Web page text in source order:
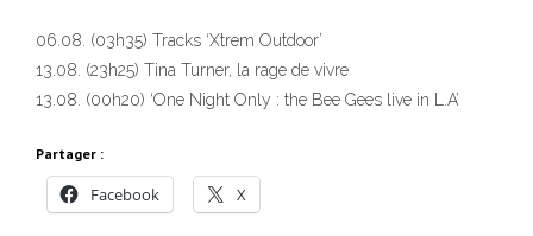
06.08. (03h35) Tracks ‘Xtrem Outdoor’
13.08. (23h25) Tina Turner, la rage de vivre
13.08. (00h20) ‘One Night Only : the Bee Gees live in L.A’
Partager :
Facebook X